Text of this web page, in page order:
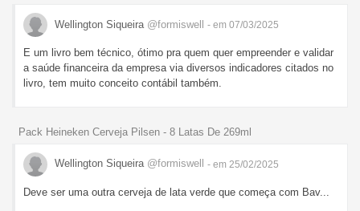
Wellington Siqueira @formiswell - em 07/03/2025
E um livro bem técnico, ótimo pra quem quer empreender e validar
a saúde financeira da empresa via diversos indicadores citados no
livro, tem muito conceito contábil também.
Pack Heineken Cerveja Pilsen - 8 Latas De 269ml
Wellington Siqueira @formiswell - em 25/02/2025
Deve ser uma outra cerveja de lata verde que começa com Bav...